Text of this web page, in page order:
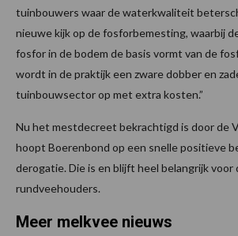
tuinbouwers waar de waterkwaliteit
nieuwe kijk op de fosforbemesting, waarbij
fosfor in de bodem de basis vormt van de
wordt in de praktijk een zware dobber en
tuinbouwsector op met extra kosten.”
Nu het mestdecreet bekrachtigd is door de
hoopt Boerenbond op een snelle positieve
derogatie. Die is en blijft heel belangrijk voor
rundveehouders.
Meer melkvee nieuws